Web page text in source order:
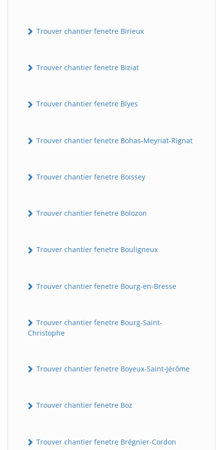
Trouver chantier fenetre Birieux
Trouver chantier fenetre Biziat
Trouver chantier fenetre Blyes
Trouver chantier fenetre Bohas-Meyriat-Rignat
Trouver chantier fenetre Boissey
Trouver chantier fenetre Bolozon
Trouver chantier fenetre Bouligneux
Trouver chantier fenetre Bourg-en-Bresse
Trouver chantier fenetre Bourg-Saint-
Christophe
Trouver chantier fenetre Boyeux-Saint-Jérôme
Trouver chantier fenetre Boz
Trouver chantier fenetre Brégnier-Cordon